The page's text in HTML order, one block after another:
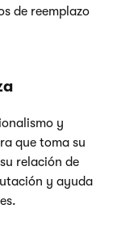
de reemplazo
y
que toma su
relación de
y ayuda